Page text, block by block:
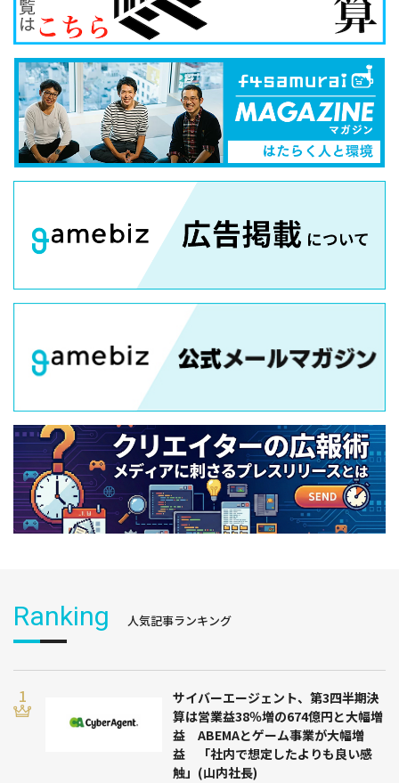
Ranking 人気記事ランキング
サイバーエージェント、第3四半期決
算は営業益38％増の674億円と大幅増
益 ABEMAとゲーム事業が大幅増
益 「社内で想定したよりも良い感
触」(山内社長)